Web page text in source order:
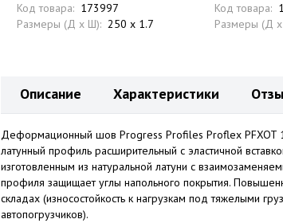
Код товара: 173997
Размеры (Д x Ш): 250 x 1.7
Код товара:
Размеры (Д
Описание Характеристики
Деформационный шов Progress Profiles Proflex PFXOT
латунный профиль расширительный с эластичной
изготовленным из натуральной латуни с
профиля защищает углы напольного покрытия.
складах (износостойкость к нагрузкам под тяжелыми
автопогрузчиков).